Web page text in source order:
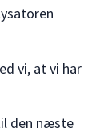
vi, at vi har
den næste